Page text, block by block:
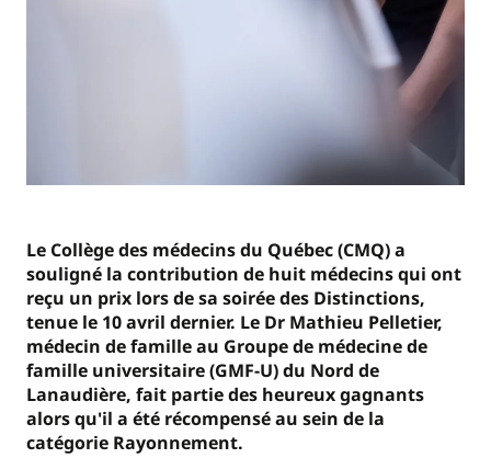
Le Collège des médecins du Québec (CMQ) a
souligné la contribution de huit médecins qui ont
reçu un prix lors de sa soirée des Distinctions,
tenue le 10 avril dernier. Le Dr Mathieu Pelletier,
médecin de famille au Groupe de médecine de
famille universitaire (GMF-U) du Nord de
Lanaudière, fait partie des heureux gagnants
alors qu'il a été récompensé au sein de la
catégorie Rayonnement.